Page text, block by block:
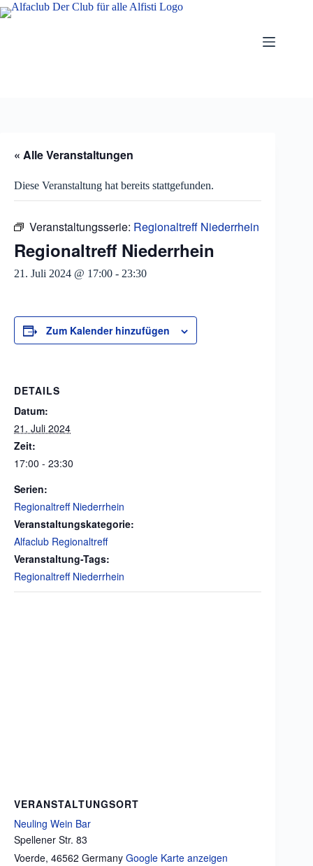
Zum
Inhalt
« Alle Veranstaltungen
Diese Veranstaltung hat bereits stattgefunden.
Veranstaltungsserie: Regionaltreff Niederrhein
Regionaltreff Niederrhein
21. Juli 2024 @ 17:00 - 23:30
Zum Kalender hinzufügen
DETAILS
Datum:
21. Juli 2024
Zeit:
17:00 - 23:30
Serien:
Regionaltreff Niederrhein
Veranstaltungskategorie:
Alfaclub Regionaltreff
Veranstaltung-Tags:
Regionaltreff Niederrhein
VERANSTALTUNGSORT
Neuling Wein Bar
Spellener Str. 83
Voerde, 46562 Germany Google Karte anzeigen